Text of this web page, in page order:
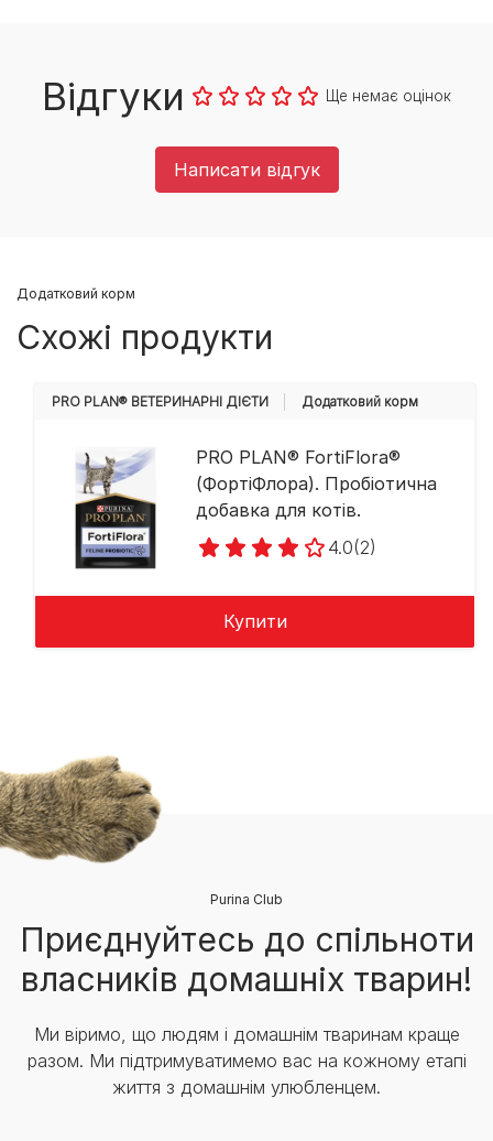
Відгуки Ще немає оцінок
Написати відгук
Додатковий корм
Схожі продукти
PRO PLAN® ВЕТЕРИНАРНІ ДІЄТИ Додатковий корм
PRO PLAN® FortiFlora®
(ФортіФлора). Пробіотична
добавка для котів.
4.0(2)
Купити
Purina Club
Приєднуйтесь до спільноти
власників домашніх тварин!
Ми віримо, що людям і домашнім тваринам краще
разом. Ми підтримуватимемо вас на кожному етапі
життя з домашнім улюбленцем.